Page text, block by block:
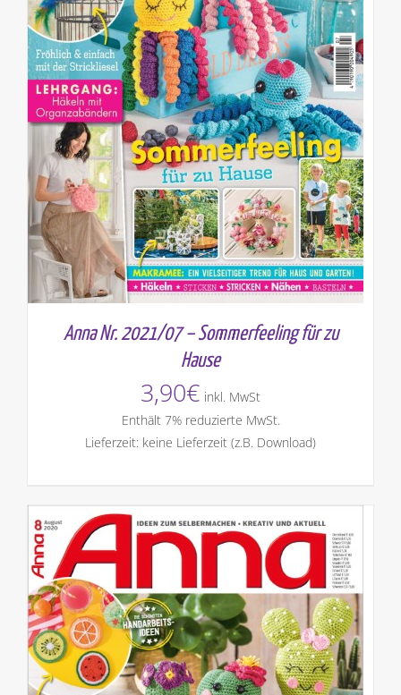
Anna Nr. 2021/07 – Sommerfeeling für zu
Hause
3,90€ inkl. MwSt
Enthält 7% reduzierte MwSt.
Lieferzeit: keine Lieferzeit (z.B. Download)